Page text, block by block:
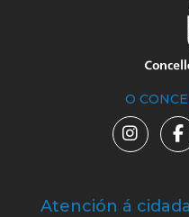
O
Atención á